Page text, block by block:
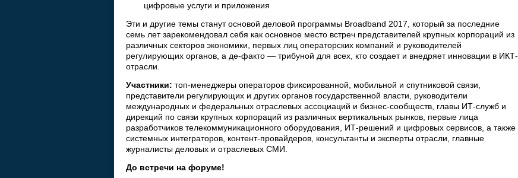
цифровые услуги и приложения
Эти и другие темы станут основой деловой программы Broadband 2017, который за последние
семь лет зарекомендовал себя как основное место встреч представителей крупных корпораций из
различных секторов экономики, первых лиц операторских компаний и руководителей
регулирующих органов, а де-факто — трибуной для всех, кто создает и внедряет инновации в ИКТ-
отрасли.
Участники: топ-менеджеры операторов фиксированной, мобильной и спутниковой связи,
представители регулирующих и других органов государственной власти, руководители
международных и федеральных отраслевых ассоциаций и бизнес-сообществ, главы ИТ-служб и
дирекций по связи крупных корпораций из различных вертикальных рынков, первые лица
разработчиков телекоммуникационного оборудования, ИТ-решений и цифровых сервисов, а также
системных интеграторов, контент-провайдеров, консультанты и эксперты отрасли, главные
журналисты деловых и отраслевых СМИ.
До встречи на форуме!